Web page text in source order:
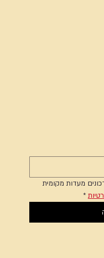
אני מאשר.ת קבלת תוכן ועדכונים מעדות מקומית
*